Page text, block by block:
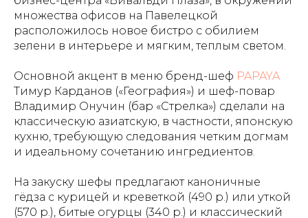
множества офисов на Павелецкой
расположилось новое бистро с обилием
зелени в интерьере и мягким, теплым светом.
Основной акцент в меню бренд-шеф PAPAYA
Тимур Карданов («География») и шеф-повар
Владимир Онучин (бар «Стрелка») сделали на
классическую азиатскую, в частности, японскую
кухню, требующую следования четким догмам
и идеальному сочетанию ингредиентов.
На закуску шефы предлагают каноничные
гёдза с курицей и креветкой (490 р.) или уткой
(570 р.), битые огурцы (340 р.) и классический